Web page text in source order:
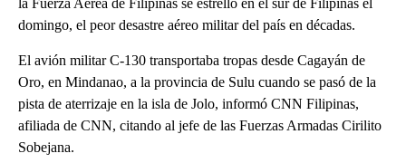
la Fuerza Aérea de Filipinas se estrelló en el sur de Filipinas el
domingo, el peor desastre aéreo militar del país en décadas.
El avión militar C-130 transportaba tropas desde Cagayán de
Oro, en Mindanao, a la provincia de Sulu cuando se pasó de la
pista de aterrizaje en la isla de Jolo, informó CNN Filipinas,
afiliada de CNN, citando al jefe de las Fuerzas Armadas Cirilito
Sobejana.